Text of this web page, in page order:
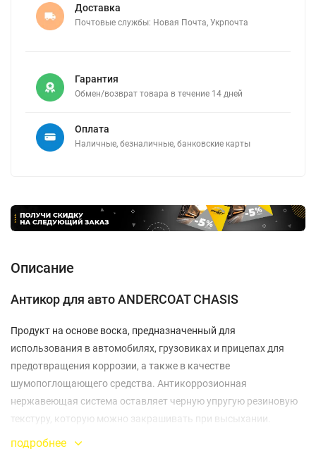
Доставка
Почтовые службы: Новая Почта, Укрпочта
Гарантия
Обмен/возврат товара в течение 14 дней
Оплата
Наличные, безналичные, банковские карты
Описание
Антикор для авто ANDERCOAT CHASIS
Продукт на основе воска, предназначенный для
использования в автомобилях, грузовиках и прицепах для
предотвращения коррозии, а также в качестве
шумопоглощающего средства. Антикоррозионная
нержавеющая система оставляет черную упругую резиновую
текстуру, которую можно закрашивать при высыхании.
подробнее